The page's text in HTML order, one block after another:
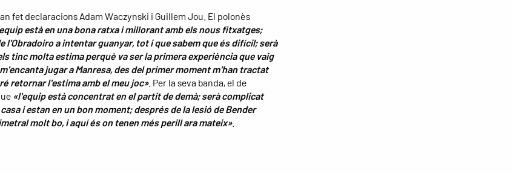
fet declaracions Adam Waczynski i Guillem Jou. El polonès
està en una bona ratxa i millorant amb els nous fitxatges;
l'Obradoiro a intentar guanyar, tot i que sabem que és difícil; serà
tinc molta estima perquè va ser la primera experiència que vaig
jugar a Manresa, des del primer moment m'han tractat
retornar l'estima amb el meu joc». Per la seva banda, el de
«l'equip està concentrat en el partit de demà; serà complicat
i estan en un bon moment; després de la lesió de Bender
molt bo, i aquí és on tenen més perill ara mateix».